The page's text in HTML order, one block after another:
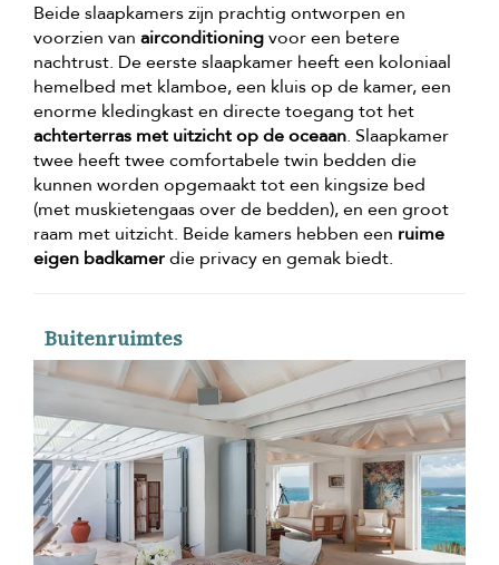
Beide slaapkamers zijn prachtig ontworpen en
voorzien van airconditioningvoor een betere
nachtrust. De eerste slaapkamer heeft een koloniaal
hemelbed met klamboe, een kluis op de kamer, een
enorme kledingkast en directe toegang tot het
achterterras met uitzicht op de oceaan. Slaapkamer
twee heeft twee comfortabele twin bedden die
kunnen worden opgemaakt tot een kingsize bed
(met muskietengaas over de bedden), en een groot
raam met uitzicht. Beide kamers hebben een ruime
eigen badkamerdie privacy en gemak biedt.
Buitenruimtes